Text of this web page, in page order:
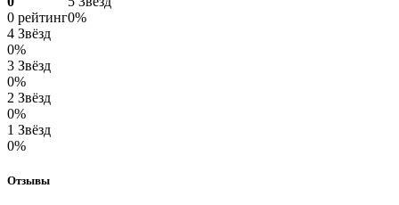
0 рейтинг0%
4 Звёзд
0%
3 Звёзд
0%
2 Звёзд
0%
1 Звёзд
0%
Отзывы